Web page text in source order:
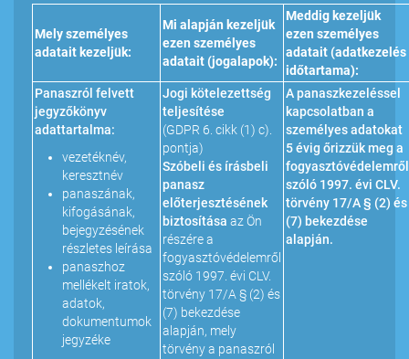
Mely személyes
adatait kezeljük:
Mi alapján kezeljük
ezen személyes
adatait (jogalapok):
Meddig kezeljük
ezen személyes
adatait (adatkezelés
időtartama):
Panaszról felvett
jegyzőkönyv
adattartalma:
vezetéknév,
keresztnév
panaszának,
kifogásának,
bejegyzésének
részletes leírása
panaszhoz
mellékelt iratok,
adatok,
dokumentumok
jegyzéke
Jogi kötelezettség
teljesítése
(GDPR 6. cikk (1) c).
pontja)
Szóbeli és írásbeli
panasz
előterjesztésének
biztosítása az Ön
részére a
fogyasztóvédelemről
szóló 1997. évi CLV.
törvény 17/A § (2) és
(7) bekezdése
alapján, mely
törvény a panaszról
A panaszkezeléssel
kapcsolatban a
személyes adatokat
5 évig őrizzük meg a
fogyasztóvédelemről
szóló 1997. évi CLV.
törvény 17/A § (2) és
(7) bekezdése
alapján.